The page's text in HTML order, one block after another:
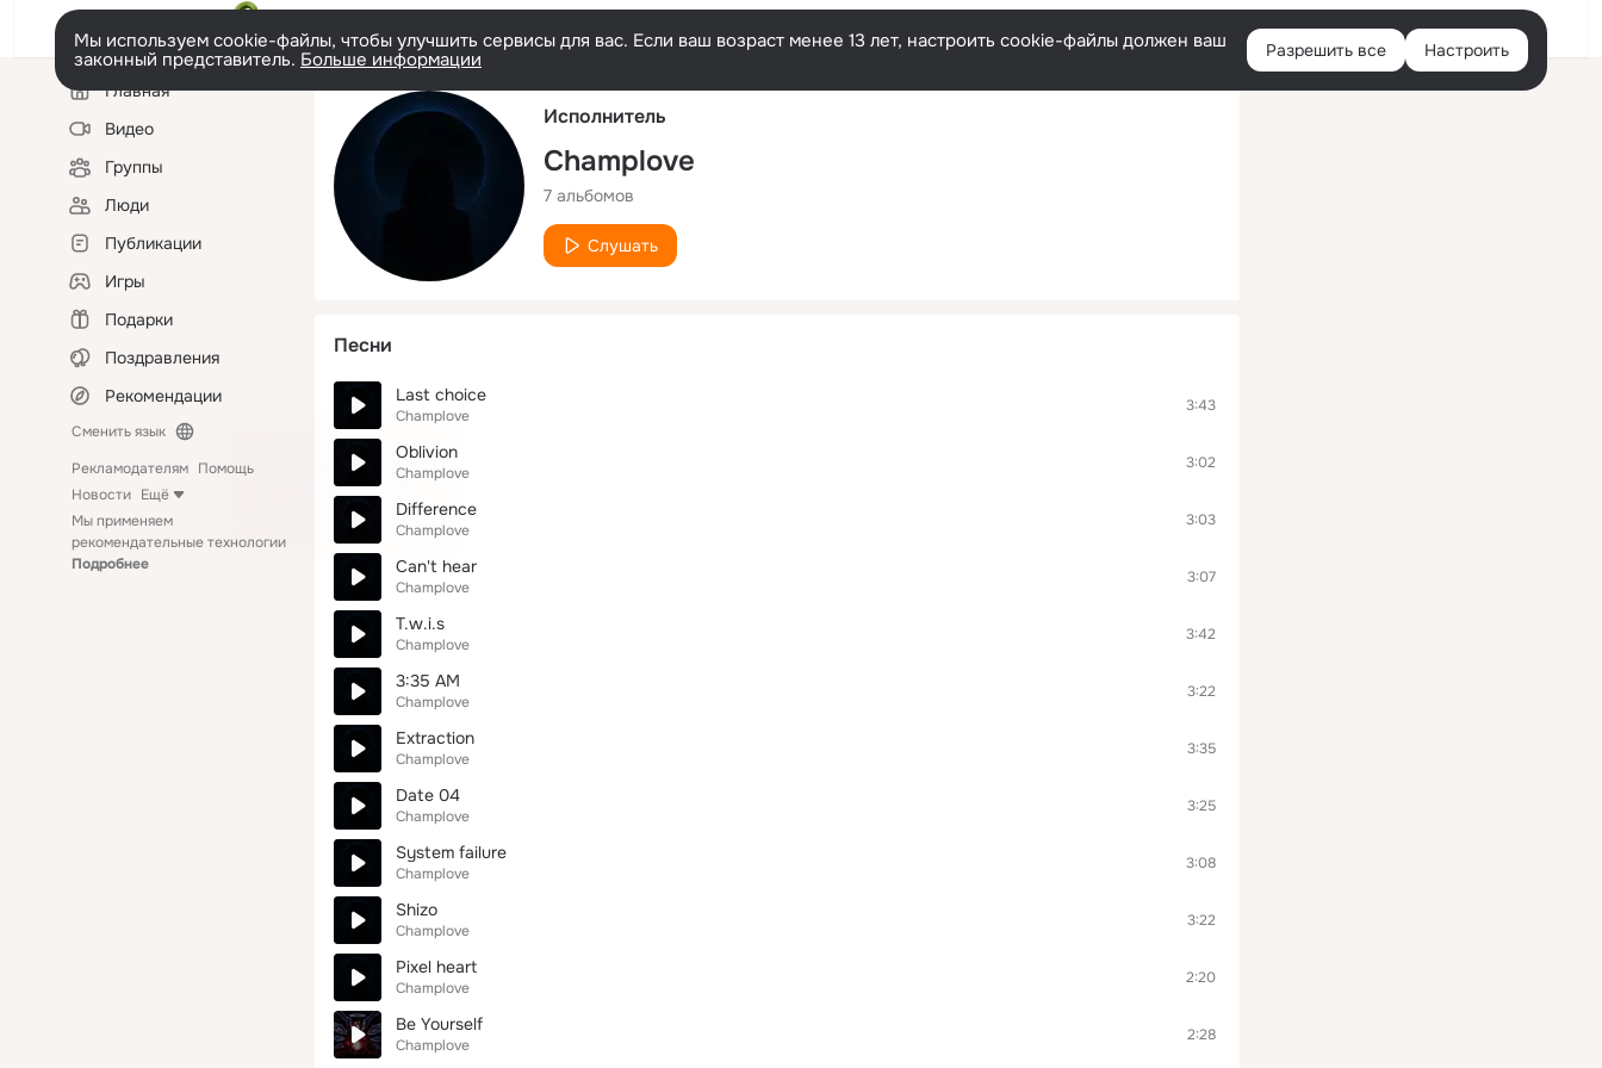
Русский Войти
Мы используем cookie-файлы, чтобы улучшить сервисы для вас. Если ваш возраст менее 13 лет, настроить cookie-файлы должен ваш
законный представитель. Больше информации Разрешить все Настроить
Левая
колонкаГлавная
Видео
Группы
Люди
Публикации
Игры
Подарки
Поздравления
Рекомендации
Сменить язык
Рекламодателям Помощь
Новости Ещё
Мы применяем
рекомендательные технологии
Подробнее
Исполнитель
Champlove
7 альбомов
Слушать
Песни
Last choice
Champlove
3:43
Oblivion
Champlove
3:02
Difference
Champlove
3:03
Сan't hear
Champlove
3:07
T.w.i.s
Champlove
3:42
3:35 AM
Champlove
3:22
Extraction
Champlove
3:35
Date 04
Champlove
3:25
System failure
Champlove
3:08
Shizo
Champlove
3:22
Pixel heart
Champlove
2:20
Be Yourself
Champlove
2:28